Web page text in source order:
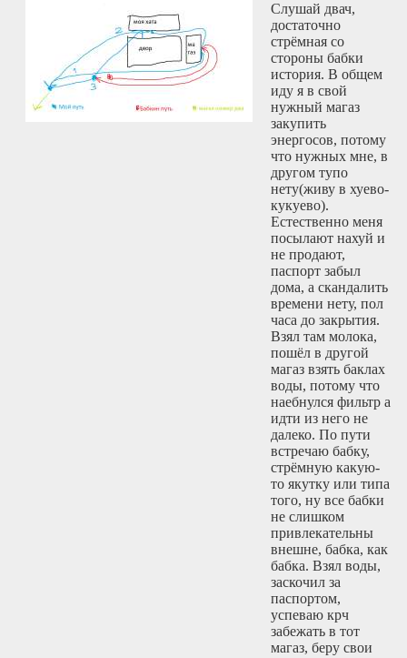
Слушай двач,
достаточно
стрёмная со
стороны бабки
история. В общем
иду я в свой
нужный магаз
закупить
энергосов, потому
что нужных мне, в
другом тупо
нету(живу в хуево-
кукуево).
Естественно меня
посылают нахуй и
не продают,
паспорт забыл
дома, а скандалить
времени нету, пол
часа до закрытия.
Взял там молока,
пошёл в другой
магаз взять баклах
воды, потому что
наебнулся фильтр а
идти из него не
далеко. По пути
встречаю бабку,
стрёмную какую-
то якутку или типа
того, ну все бабки
не слишком
привлекательны
внешне, бабка, как
бабка. Взял воды,
заскочил за
паспортом,
успеваю крч
забежать в тот
магаз, беру свои